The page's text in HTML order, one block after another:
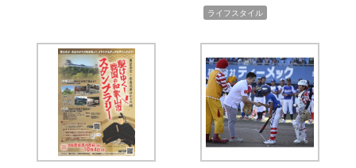
ライフスタイル